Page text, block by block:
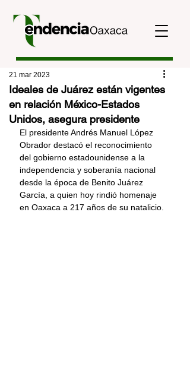
Ideales de Juárez están vigentes
en relación México-Estados
Unidos, asegura presidente
21 mar 2023
El presidente Andrés Manuel López
Obrador destacó el reconocimiento
del gobierno estadounidense a la
independencia y soberanía nacional
desde la época de Benito Juárez
García, a quien hoy rindió homenaje
en Oaxaca a 217 años de su natalicio.